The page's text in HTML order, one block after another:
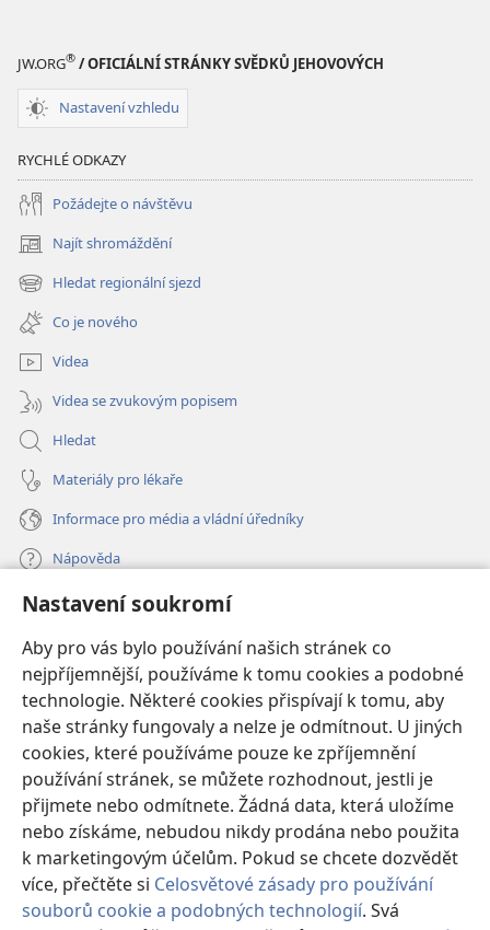
Nastavení soukromí
Aby pro vás bylo používání našich stránek co
nejpříjemnější, používáme k tomu cookies a podobné
technologie. Některé cookies přispívají k tomu, aby
naše stránky fungovaly a nelze je odmítnout. U jiných
cookies, které používáme pouze ke zpříjemnění
používání stránek, se můžete rozhodnout, jestli je
přijmete nebo odmítnete. Žádná data, která uložíme
nebo získáme, nebudou nikdy prodána nebo použita
k marketingovým účelům. Pokud se chcete dozvědět
více, přečtěte si Celosvětové zásady pro používání
souborů cookie a podobných technologií. Svá
JW.ORG® / OFICIÁLNÍ STRÁNKY SVĚDKŮ JEHOVOVÝCH
Nastavení vzhledu
RYCHLÉ ODKAZY
Požádejte o návštěvu
Najít shromáždění
(otevřeno
nové
okno)
Hledat regionální sjezd
(otevřeno
nové
okno)
Co je nového
Videa
Videa se zvukovým popisem
Hledat
Materiály pro lékaře
Informace pro média a vládní úředníky
Nápověda
Dary
nové
okno) ONLINE KNIHOVNA Strážné věže
(otevřeno
nové
okno)JW Hub®
(otevřeno
nové
okno)JW Library
Watchtower Library